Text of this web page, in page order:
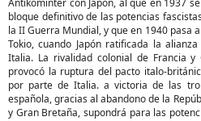
Antikominter con Japón, al que en 1937
bloque definitivo de las potencias
la II Guerra Mundial, y que en 1940 pasa
Tokio, cuando Japón ratificada la
Italia. La rivalidad colonial de Francia
provocó la ruptura del pacto italo-
por parte de Italia. a victoria de las
española, gracias al abandono de la
y Gran Bretaña, supondrá para las